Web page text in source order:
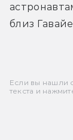
близ
Если вы нашли
текста и